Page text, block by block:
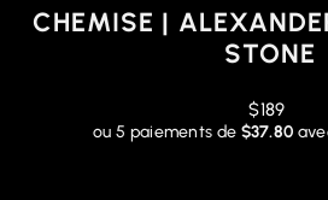
CHEMISE |
STONE
Prix
régulier
$189
ou 5 paiements de $37.80